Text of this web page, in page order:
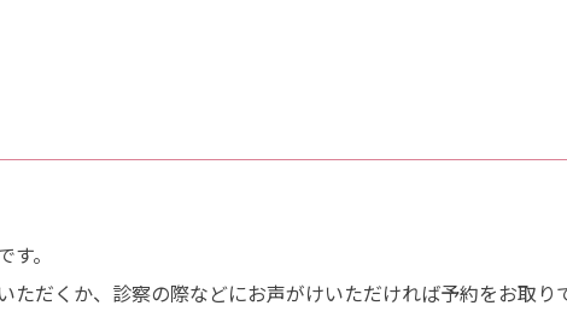
。
ただくか、診察の際などにお声がけいただければ予約をお取り